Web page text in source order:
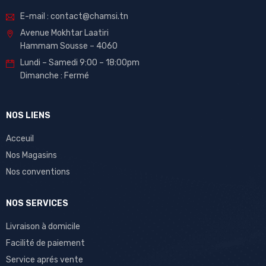
E-mail : contact@chamsi.tn
Avenue Mokhtar Laatiri
Hammam Sousse – 4060
Lundi – Samedi 9:00 – 18:00pm
Dimanche : Fermé
NOS LIENS
Acceuil
Nos Magasins
Nos conventions
NOS SERVICES
Livraison à domicile
Facilité de paiement
Service aprés vente